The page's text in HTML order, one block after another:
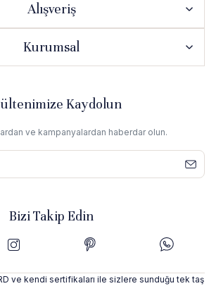
Alışveriş
Kurumsal
Kaydolun
ve kampanyalardan haberdar olun.
Bizi Takip Edin